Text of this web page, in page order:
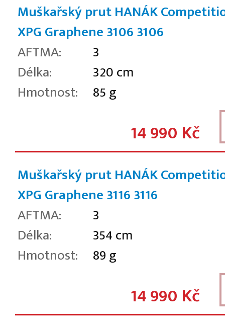
Muškařský prut HANÁK
XPG Graphene 31063106
AFTMA:
3
Délka:
320 cm
Hmotnost:
85 g
14 990 Kč
Muškařský prut HANÁK
XPG Graphene 31163116
AFTMA:
3
Délka:
354 cm
Hmotnost:
89 g
14 990 Kč